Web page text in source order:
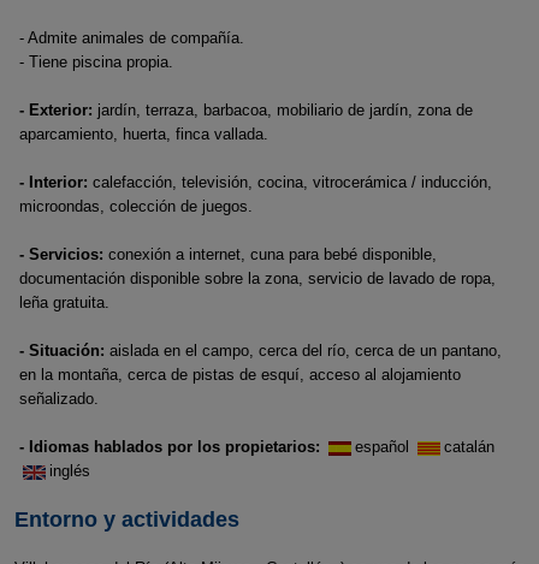
- Admite animales de compañía.
- Tiene piscina propia.
- Exterior: jardín, terraza, barbacoa, mobiliario de jardín, zona de
aparcamiento, huerta, finca vallada.
- Interior: calefacción, televisión, cocina, vitrocerámica / inducción,
microondas, colección de juegos.
- Servicios: conexión a internet, cuna para bebé disponible,
documentación disponible sobre la zona, servicio de lavado de ropa,
leña gratuita.
- Situación: aislada en el campo, cerca del río, cerca de un pantano,
en la montaña, cerca de pistas de esquí, acceso al alojamiento
señalizado.
- Idiomas hablados por los propietarios: español
catalán
inglés
Entorno y actividades